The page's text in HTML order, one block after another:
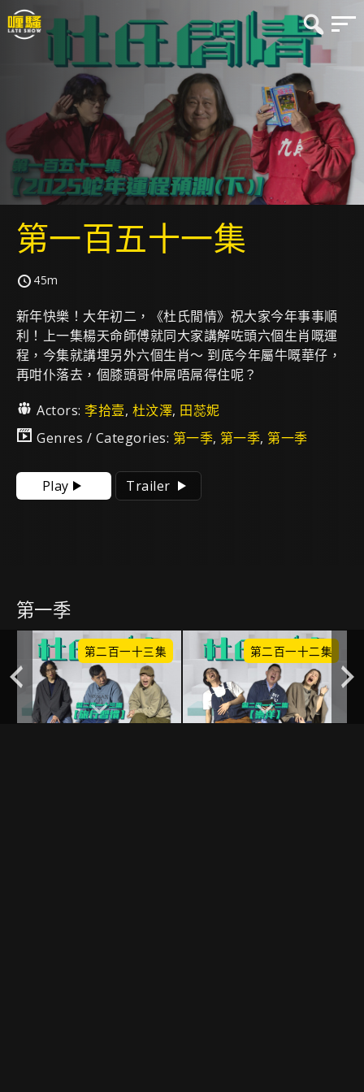
第一百五十一集
45m
新年快樂！大年初二，《杜氏閒情》祝大家今年事事順
利！上一集楊天命師傅就同大家講解咗頭六個生肖嘅運
程，今集就講埋另外六個生肖～ 到底今年屬牛嘅華仔，
再咁仆落去，個膝頭哥仲屌唔屌得住呢？
Actors:李拾壹, 杜汶澤, 田蕊妮
Genres / Categories: 第一季, 第一季, 第一季
Play Trailer
第一季
第二百一十三集 第二百一十二集